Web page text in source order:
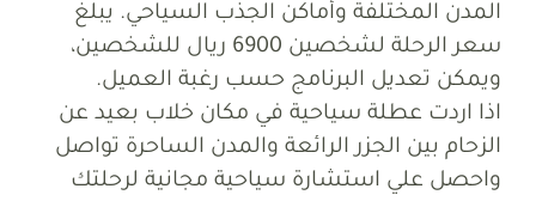
المدن المختلفة وأماكن الجذب السياحي. يبلغ
سعر الرحلة لشخصين 6900 ريال للشخصين،
ويمكن تعديل البرنامج حسب رغبة العميل.
اذا اردت عطلة سياحية في مكان خلاب بعيد عن
الزحام بين الجزر الرائعة والمدن الساحرة تواصل
واحصل علي استشارة سياحية مجانية لرحلتك